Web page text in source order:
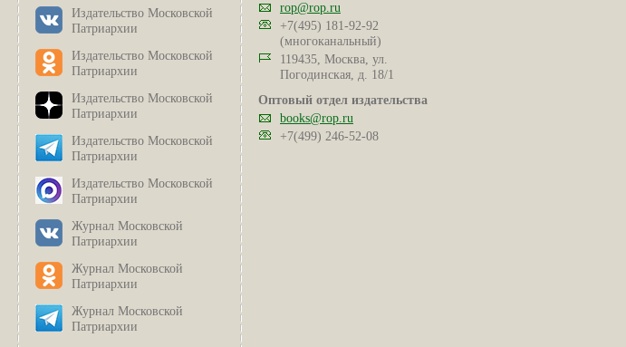
Издательство Московской
Патриархии
Издательство Московской
Патриархии
Издательство Московской
Патриархии
Издательство Московской
Патриархии
Издательство Московской
Патриархии
Журнал Московской
Патриархии
Журнал Московской
Патриархии
Журнал Московской
Патриархии
rop@rop.ru
+7(495) 181-92-92
(многоканальный)
119435, Москва, ул.
Погодинская, д. 18/1
Оптовый отдел издательства
books@rop.ru
+7(499) 246-52-08